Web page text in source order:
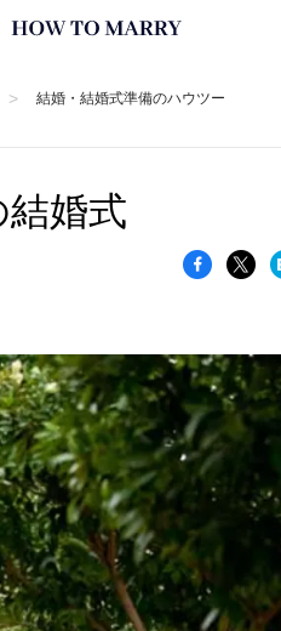
> 結婚・結婚式準備のハウツー
婚式